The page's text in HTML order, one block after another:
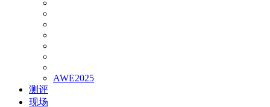
AWE2025
测评
现场